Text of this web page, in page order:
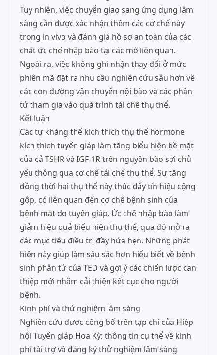
Tuy nhiên, việc chuyển giao sang ứng dụng lâm
sàng cần được xác nhận thêm các cơ chế này
trong in vivo và đánh giá hồ sơ an toàn của các
chất ức chế nhập bào tại các mô liên quan.
Ngoài ra, việc không ghi nhận thay đổi ở mức
phiên mã đặt ra nhu cầu nghiên cứu sâu hơn về
các con đường vận chuyển nội bào và các phân
tử tham gia vào quá trình tái chế thụ thể.
Kết luận
Các tự kháng thể kích thích thụ thể hormone
kích thích tuyến giáp làm tăng biểu hiện bề mặt
của cả TSHR và IGF-1R trên nguyên bào sợi chủ
yếu thông qua cơ chế tái chế thụ thể. Sự tăng
đồng thời hai thụ thể này thúc đẩy tín hiệu cộng
gộp, có liên quan đến cơ chế bệnh sinh của
bệnh mắt do tuyến giáp. Ức chế nhập bào làm
giảm hiệu quả biểu hiện thụ thể, qua đó mở ra
các mục tiêu điều trị đầy hứa hẹn. Những phát
hiện này giúp làm sâu sắc hơn hiểu biết về bệnh
sinh phân tử của TED và gợi ý các chiến lược can
thiệp mới nhằm cải thiện kết cục cho người
bệnh.
Kinh phí và thử nghiệm lâm sàng
Nghiên cứu được công bố trên tạp chí của Hiệp
hội Tuyến giáp Hoa Kỳ; thông tin cụ thể về kinh
phí tài trợ và đăng ký thử nghiệm lâm sàng